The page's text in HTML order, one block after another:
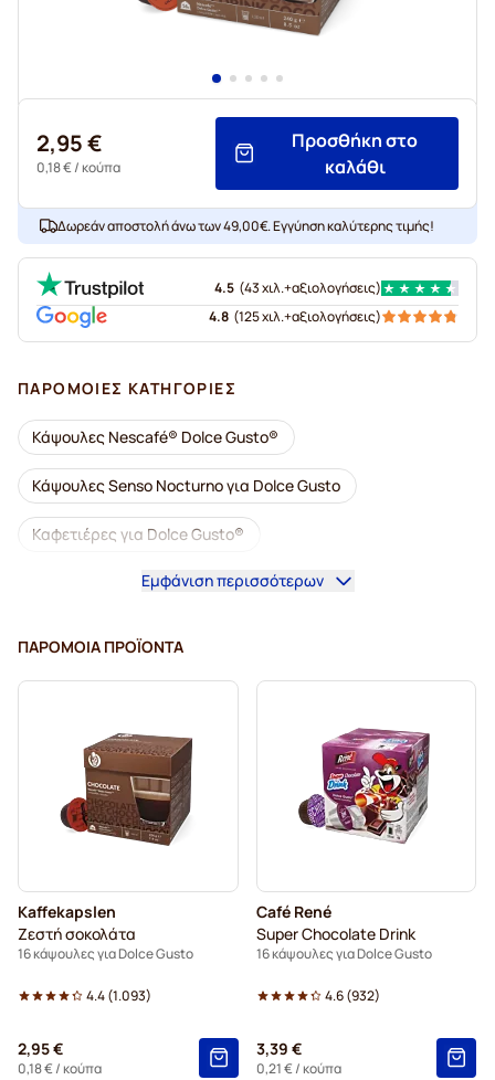
2,95 €
0,18 €/ κούπα
Προσθήκη στο
καλάθι
Δωρεάν αποστολή άνω των 49,00€. Εγγύηση καλύτερης τιμής!
4.5 (43 χιλ.+αξιολογήσεις)
4.8 (125 χιλ.+αξιολογήσεις)
ΠΑΡΌΜΟΙΕΣ ΚΑΤΗΓΟΡΊΕΣ
Κάψουλες Nescafé® Dolce Gusto®
Κάψουλες Senso Nocturno για Dolce Gusto
Καφετιέρες για Dolce Gusto®
Αξεσουάρ για Dolce Gusto®
Αφαλάτωση και φροντίδα για Dolce Gusto
Κάψουλες καφέ Segafredo για Dolce Gusto
Κάψουλες καφέ Café René για Dolce Gusto
Κάψουλες Dolce Vita για Dolce Gusto
Κάψουλες Gimoka για Dolce Gusto για Dolce Gusto®
Κάψουλες grande καφέ Starbucks® για Dolce Gusto
Εμφάνιση περισσότερων
ΠΑΡΌΜΟΙΑ ΠΡΟΪΌΝΤΑ
Kaffekapslen
Ζεστή σοκολάτα
16 κάψουλες για Dolce Gusto
4.4(1.093)
2,95 €
0,18 €/ κούπα
Café René
Super Chocolate Drink
16 κάψουλες για Dolce Gusto
4.6(932)
3,39 €
0,21 €/ κούπα